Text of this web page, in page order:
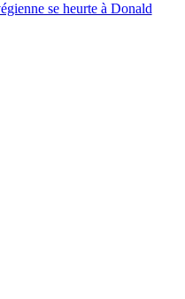
se heurte à Donald